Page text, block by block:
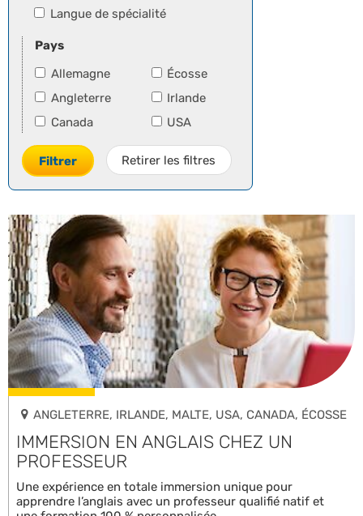
Langue de spécialité
Pays
Allemagne
Angleterre
Canada
Écosse
Irlande
USA
Filtrer Retirer les filtres
ANGLETERRE, IRLANDE, MALTE, USA, CANADA, ÉCOSSE
IMMERSION EN ANGLAIS CHEZ UN
PROFESSEUR
Une expérience en totale immersion unique pour
apprendre l’anglais avec un professeur qualifié natif et